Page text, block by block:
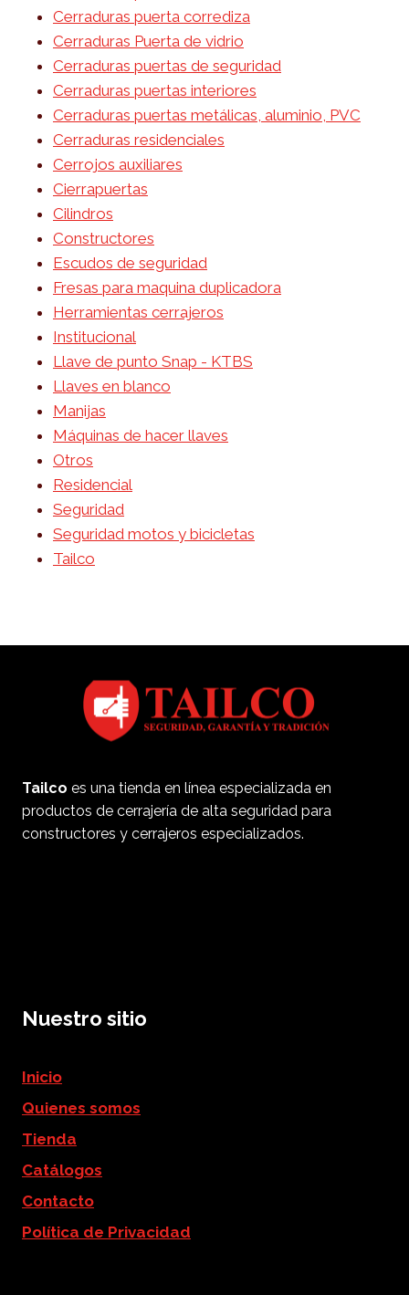
Cerraduras puerta corrediza
Cerraduras Puerta de vidrio
Cerraduras puertas de seguridad
Cerraduras puertas interiores
Cerraduras puertas metálicas, aluminio, PVC
Cerraduras residenciales
Cerrojos auxiliares
Cierrapuertas
Cilindros
Constructores
Escudos de seguridad
Fresas para maquina duplicadora
Herramientas cerrajeros
Institucional
Llave de punto Snap - KTBS
Llaves en blanco
Manijas
Máquinas de hacer llaves
Otros
Residencial
Seguridad
Seguridad motos y bicicletas
Tailco
Tailco es una tienda en línea especializada en
productos de cerrajería de alta seguridad para
constructores y cerrajeros especializados.
Nuestro sitio
Inicio
Quienes somos
Tienda
Catálogos
Contacto
Política de Privacidad